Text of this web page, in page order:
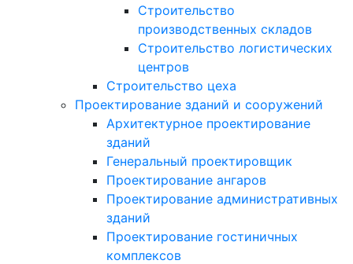
Строительство
производственных складов
Строительство логистических
центров
Строительство цеха
Проектирование зданий и сооружений
Архитектурное проектирование
зданий
Генеральный проектировщик
Проектирование ангаров
Проектирование административных
зданий
Проектирование гостиничных
комплексов